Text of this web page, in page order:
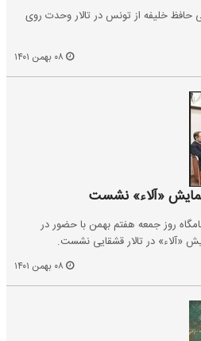
حافظ خلیفه از تونس در تالار وحدت روی
نمایش «آلاء» نشست
روز جمعه هفتم بهمن با حضور در
«آلاء» در تالار قشقایی نشست.